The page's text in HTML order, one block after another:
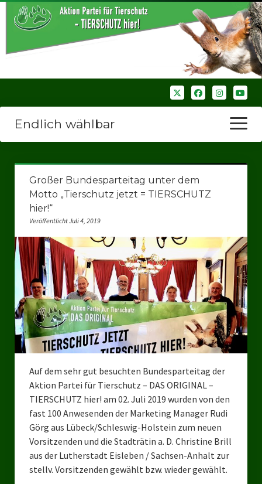
Endlich wählbar
Menü
öffnen
Wir über uns
Unsere Verbände
Bezirksverband Ruhrparlamenrt
Bezirksverband Mettmann
Kreisverbände
Kreisverband Düsseldorf
Kreisverband Erkrath
Kreisverband Duisburg
Kreisverband Gelsenkirchen
Großer Bundesparteitag unter dem
Motto „Tierschutz jetzt = TIERSCHUTZ
hier!“
Veröffentlicht Juli 4, 2019
Auf dem sehr gut besuchten Bundesparteitag der
Aktion Partei für Tierschutz – DAS ORIGINAL –
TIERSCHUTZ hier! am 02. Juli 2019 wurden von den
fast 100 Anwesenden der Marketing Manager Rudi
Görg aus Lübeck/Schleswig-Holstein zum neuen
Vorsitzenden und die Stadträtin a. D. Christine Brill
aus der Lutherstadt Eisleben / Sachsen-Anhalt zur
stellv. Vorsitzenden gewählt bzw. wieder gewählt.